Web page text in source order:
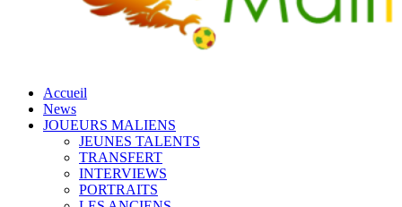
Accueil
News
JOUEURS MALIENS
JEUNES TALENTS
TRANSFERT
INTERVIEWS
PORTRAITS